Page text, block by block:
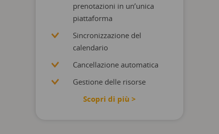
prenotazioni in un’unica
piattaforma
Sincronizzazione del
calendario
Cancellazione automatica
Gestione delle risorse
Scopri di più >